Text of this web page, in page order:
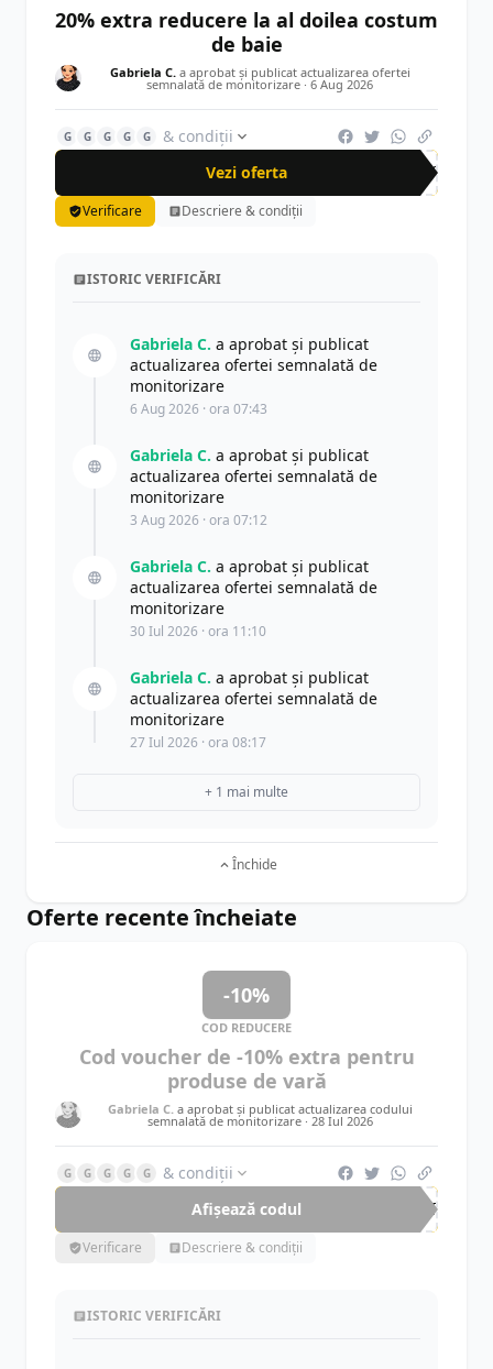
20% extra reducere la al doilea costum
de baie
Gabriela C.a aprobat și publicat actualizarea ofertei
semnalată de monitorizare · 6 Aug 2026
G G G G G
& condiții
Vezi oferta
-20%
Verificare Descriere & condiții
ISTORIC VERIFICĂRI
Gabriela C. a aprobat și publicat
actualizarea ofertei semnalată de
monitorizare
6 Aug 2026 · ora 07:43
Gabriela C. a aprobat și publicat
actualizarea ofertei semnalată de
monitorizare
3 Aug 2026 · ora 07:12
Gabriela C. a aprobat și publicat
actualizarea ofertei semnalată de
monitorizare
30 Iul 2026 · ora 11:10
Gabriela C. a aprobat și publicat
actualizarea ofertei semnalată de
monitorizare
27 Iul 2026 · ora 08:17
+ 1 mai multe
Închide
Oferte recente încheiate
-10%
COD REDUCERE
Cod voucher de -10% extra pentru
produse de vară
Gabriela C.a aprobat și publicat actualizarea codului
semnalată de monitorizare · 28 Iul 2026
G G G G G
& condiții
Afișează codul
EXT
Verificare Descriere & condiții
ISTORIC VERIFICĂRI